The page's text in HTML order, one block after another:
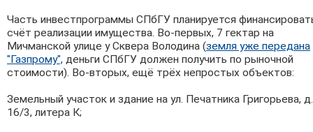
Часть инвестпрограммы СПбГУ планируется
счёт реализации имущества. Во-первых, 7 гектар на
Мичманской улице у Сквера Володина (земля уже передана
"Газпрому", деньги СПбГУ должен получить по рыночной
стоимости). Во-вторых, ещё трёх непростых объектов:
Земельный участок и здание на ул. Печатника Григорьева, д.
16/3, литера К;